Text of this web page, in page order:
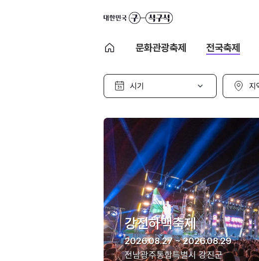
문화관광축제 전국축제
시
선
지
선
강진하맥축제
2026.08.27 ~ 2026.08.29
전남광주통합특별시 강진군